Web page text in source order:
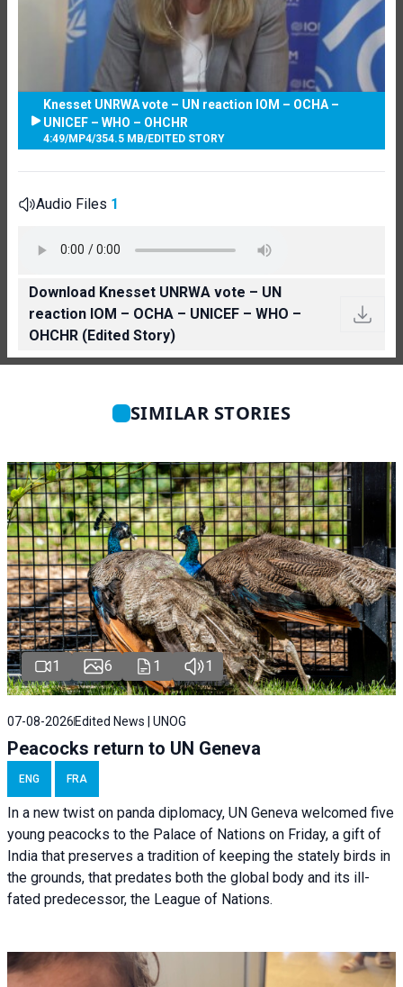
Knesset UNRWA vote – UN reaction IOM – OCHA –
UNICEF – WHO – OHCHR
4:49/MP4/354.5 MB/EDITED STORY
Audio Files 1
Download Knesset UNRWA vote – UN
reaction IOM – OCHA – UNICEF – WHO –
OHCHR (Edited Story)
SIMILAR STORIES
1 6 1 1
07-08-2026 Edited News | UNOG
Peacocks return to UN Geneva
ENG FRA
In a new twist on panda diplomacy, UN Geneva welcomed five
young peacocks to the Palace of Nations on Friday, a gift of
India that preserves a tradition of keeping the stately birds in
the grounds, that predates both the global body and its ill-
fated predecessor, the League of Nations.